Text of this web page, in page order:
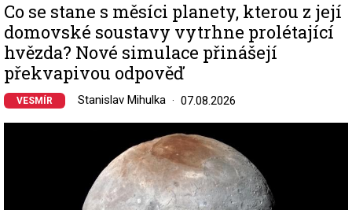
Co se stane s měsíci planety, kterou z její
domovské soustavy vytrhne prolétající
hvězda? Nové simulace přinášejí
překvapivou odpověď
VESMÍR Stanislav Mihulka 07.08.2026